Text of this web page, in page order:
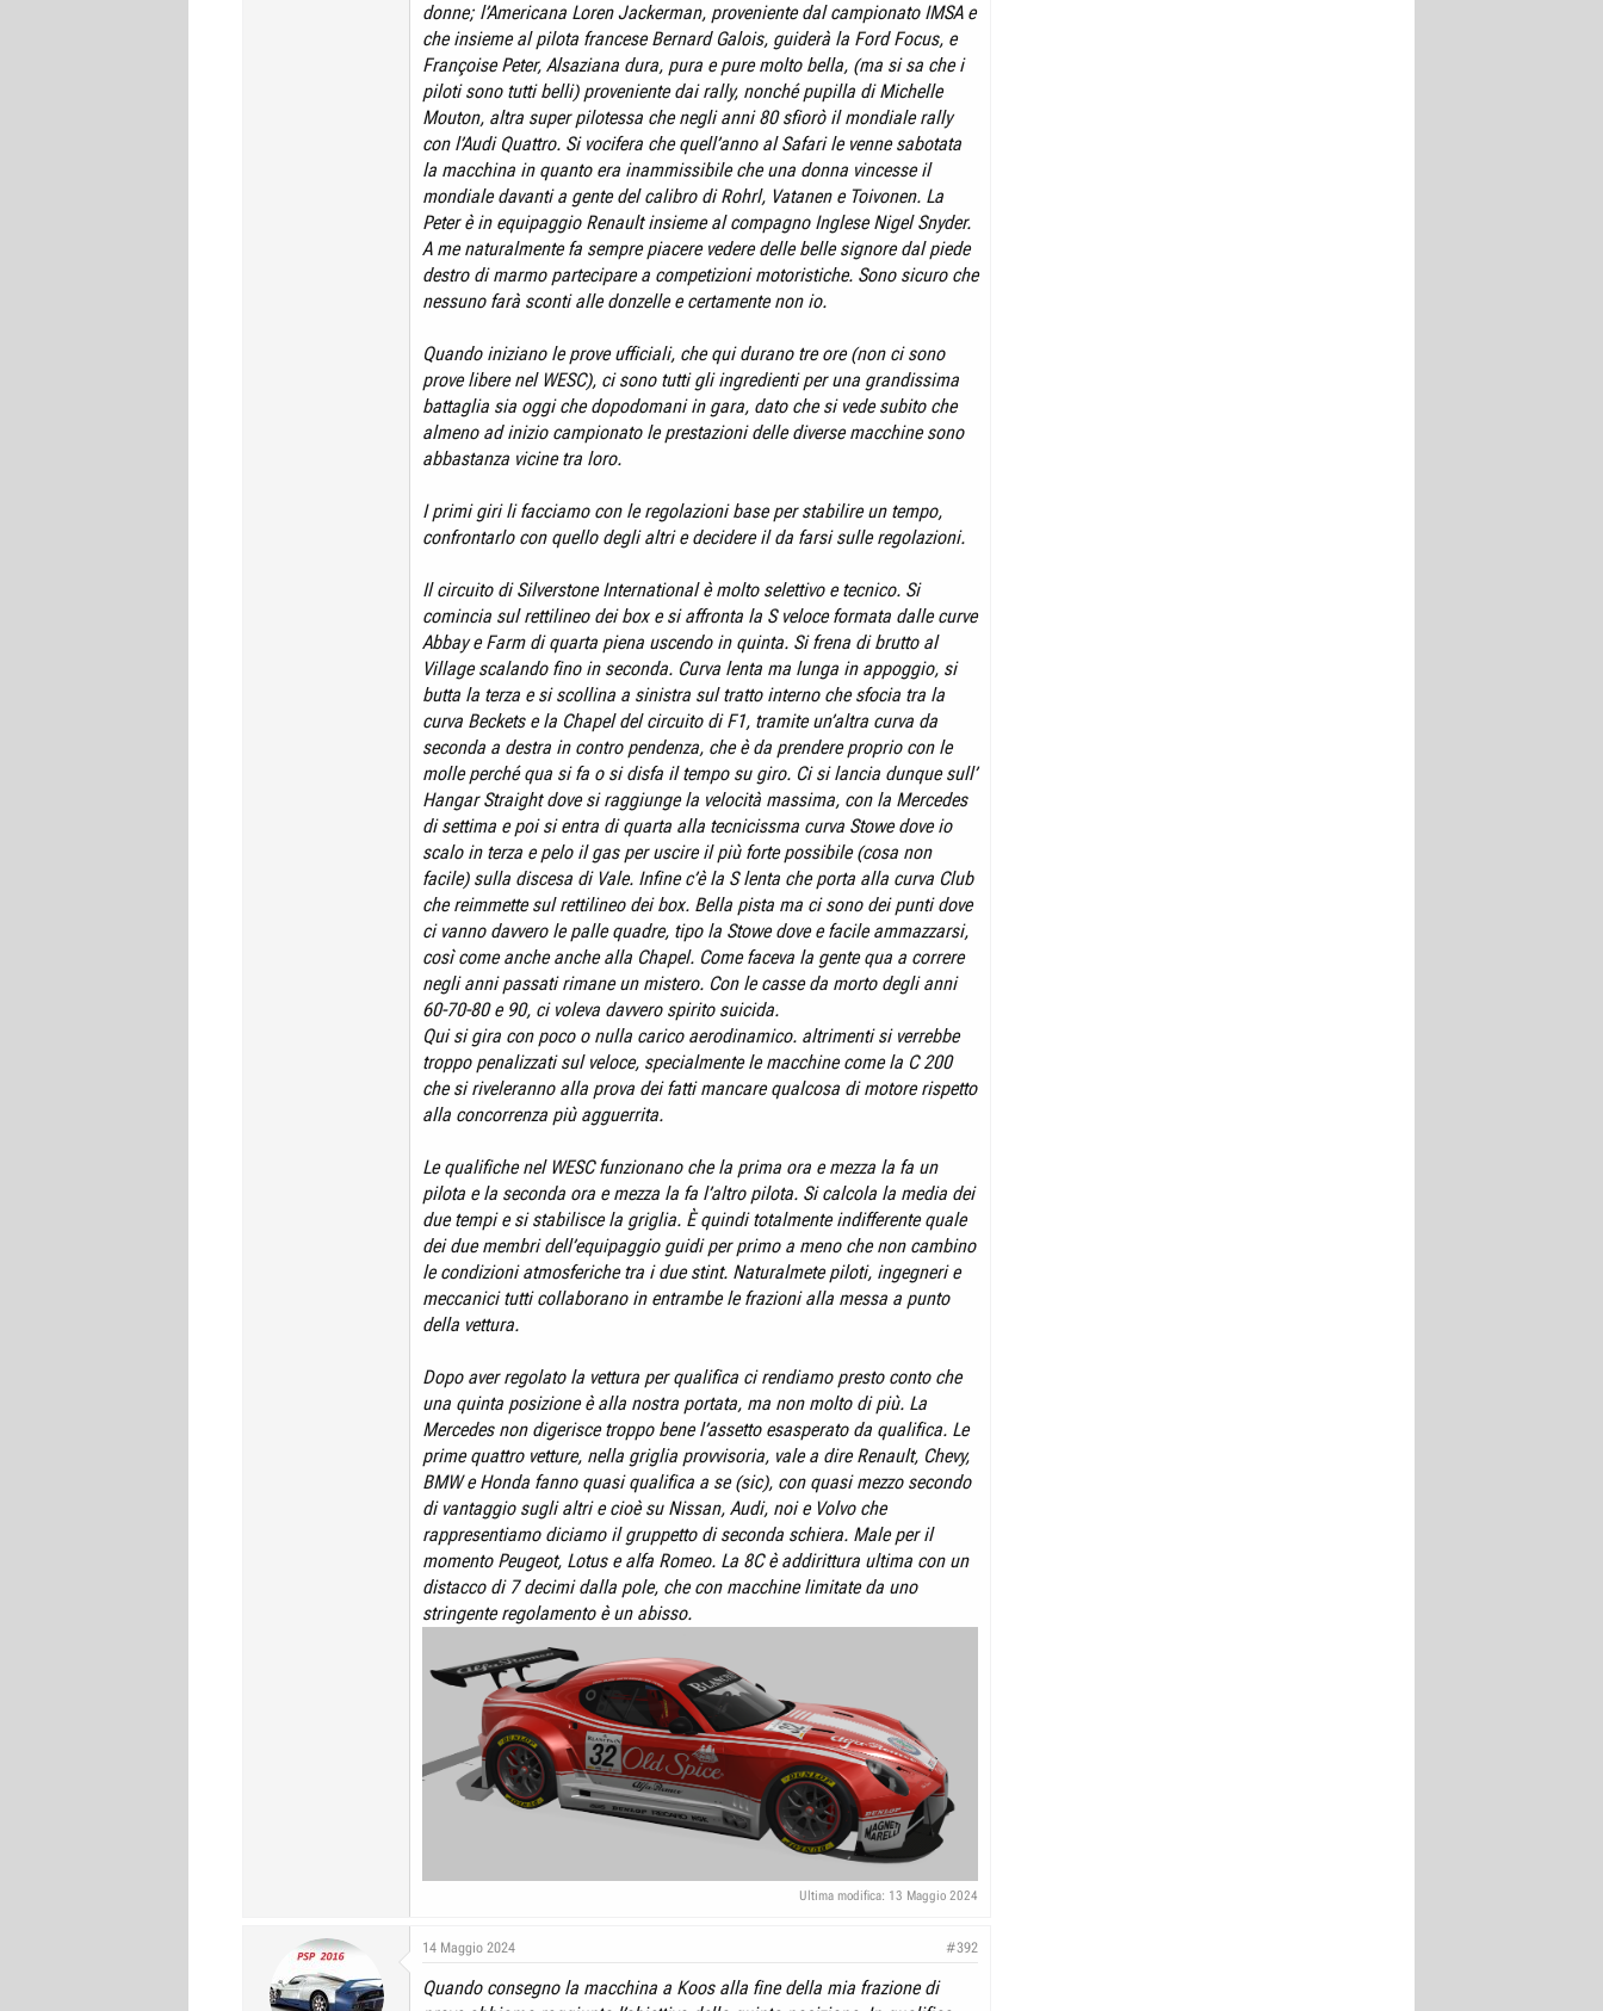
donne; l’Americana Loren Jackerman, proveniente dal campionato IMSA e
che insieme al pilota francese Bernard Galois, guiderà la Ford Focus, e
Françoise Peter, Alsaziana dura, pura e pure molto bella, (ma si sa che i
piloti sono tutti belli) proveniente dai rally, nonché pupilla di Michelle
Mouton, altra super pilotessa che negli anni 80 sfiorò il mondiale rally
con l’Audi Quattro. Si vocifera che quell’anno al Safari le venne sabotata
la macchina in quanto era inammissibile che una donna vincesse il
mondiale davanti a gente del calibro di Rohrl, Vatanen e Toivonen. La
Peter è in equipaggio Renault insieme al compagno Inglese Nigel Snyder.
A me naturalmente fa sempre piacere vedere delle belle signore dal piede
destro di marmo partecipare a competizioni motoristiche. Sono sicuro che
nessuno farà sconti alle donzelle e certamente non io.
Quando iniziano le prove ufficiali, che qui durano tre ore (non ci sono
prove libere nel WESC), ci sono tutti gli ingredienti per una grandissima
battaglia sia oggi che dopodomani in gara, dato che si vede subito che
almeno ad inizio campionato le prestazioni delle diverse macchine sono
abbastanza vicine tra loro.
I primi giri li facciamo con le regolazioni base per stabilire un tempo,
confrontarlo con quello degli altri e decidere il da farsi sulle regolazioni.
Il circuito di Silverstone International è molto selettivo e tecnico. Si
comincia sul rettilineo dei box e si affronta la S veloce formata dalle curve
Abbay e Farm di quarta piena uscendo in quinta. Si frena di brutto al
Village scalando fino in seconda. Curva lenta ma lunga in appoggio, si
butta la terza e si scollina a sinistra sul tratto interno che sfocia tra la
curva Beckets e la Chapel del circuito di F1, tramite un’altra curva da
seconda a destra in contro pendenza, che è da prendere proprio con le
molle perché qua si fa o si disfa il tempo su giro. Ci si lancia dunque sull’
Hangar Straight dove si raggiunge la velocità massima, con la Mercedes
di settima e poi si entra di quarta alla tecnicissma curva Stowe dove io
scalo in terza e pelo il gas per uscire il più forte possibile (cosa non
facile) sulla discesa di Vale. Infine c’è la S lenta che porta alla curva Club
che reimmette sul rettilineo dei box. Bella pista ma ci sono dei punti dove
ci vanno davvero le palle quadre, tipo la Stowe dove e facile ammazzarsi,
così come anche anche alla Chapel. Come faceva la gente qua a correre
negli anni passati rimane un mistero. Con le casse da morto degli anni
60-70-80 e 90, ci voleva davvero spirito suicida.
Qui si gira con poco o nulla carico aerodinamico. altrimenti si verrebbe
troppo penalizzati sul veloce, specialmente le macchine come la C 200
che si riveleranno alla prova dei fatti mancare qualcosa di motore rispetto
alla concorrenza più agguerrita.
Le qualifiche nel WESC funzionano che la prima ora e mezza la fa un
pilota e la seconda ora e mezza la fa l’altro pilota. Si calcola la media dei
due tempi e si stabilisce la griglia. È quindi totalmente indifferente quale
dei due membri dell’equipaggio guidi per primo a meno che non cambino
le condizioni atmosferiche tra i due stint. Naturalmete piloti, ingegneri e
meccanici tutti collaborano in entrambe le frazioni alla messa a punto
della vettura.
Dopo aver regolato la vettura per qualifica ci rendiamo presto conto che
una quinta posizione è alla nostra portata, ma non molto di più. La
Mercedes non digerisce troppo bene l’assetto esasperato da qualifica. Le
prime quattro vetture, nella griglia provvisoria, vale a dire Renault, Chevy,
BMW e Honda fanno quasi qualifica a se (sic), con quasi mezzo secondo
di vantaggio sugli altri e cioè su Nissan, Audi, noi e Volvo che
rappresentiamo diciamo il gruppetto di seconda schiera. Male per il
momento Peugeot, Lotus e alfa Romeo. La 8C è addirittura ultima con un
distacco di 7 decimi dalla pole, che con macchine limitate da uno
stringente regolamento è un abisso.
Ultima modifica: 13 Maggio 2024
14 Maggio 2024 #392
Quando consegno la macchina a Koos alla fine della mia frazione di